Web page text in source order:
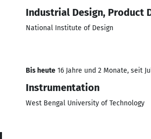
Industrial Design, Product
National Institute of Design
Bis heute 16 Jahre und 2 Monate, seit
Instrumentation
West Bengal University of Technology